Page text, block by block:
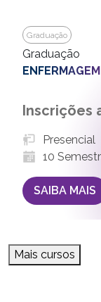
Graduação
Graduação
ENFERMAGEM
Inscrições
Presencial
10
SAIBA MAIS
Mais cursos